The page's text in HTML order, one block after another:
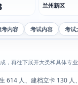
兰州新区
考内容 考试内容 考试
，再往下展开大类和具体专业
614 人、建档立卡 130 人